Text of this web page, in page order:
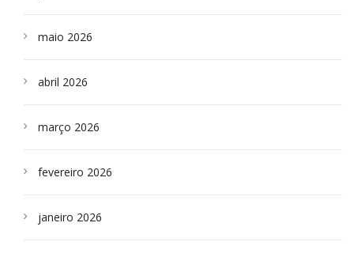
maio 2026
abril 2026
março 2026
fevereiro 2026
janeiro 2026